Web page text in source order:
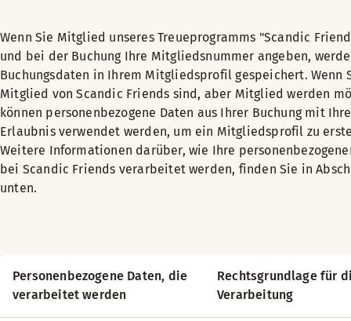
Wenn Sie Mitglied unseres Treueprogramms "Scandic
und bei der Buchung Ihre Mitgliedsnummer angeben,
Buchungsdaten in Ihrem Mitgliedsprofil gespeichert. Wenn
Mitglied von Scandic Friends sind, aber Mitglied werden
können personenbezogene Daten aus Ihrer Buchung mit
Erlaubnis verwendet werden, um ein Mitgliedsprofil zu
Weitere Informationen darüber, wie Ihre
bei Scandic Friends verarbeitet werden, finden Sie in
unten.
Personenbezogene Daten, die
verarbeitet werden
Rechtsgrundlage für
Verarbeitung